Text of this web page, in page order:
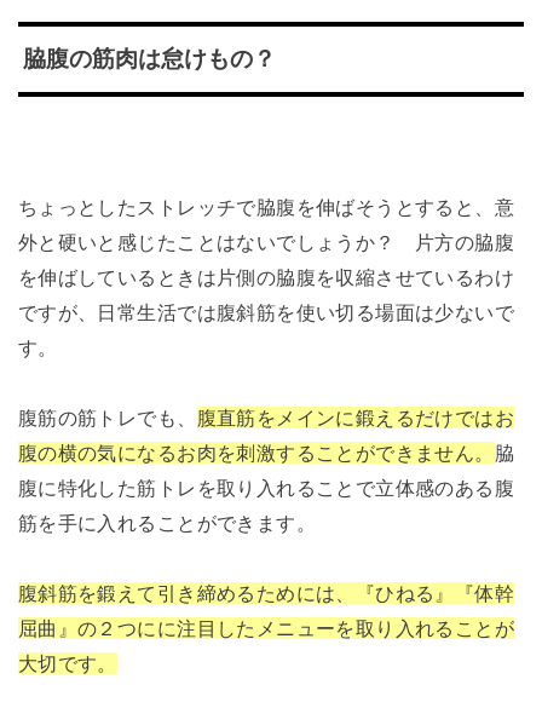
脇腹の筋肉は怠けもの？
ちょっとしたストレッチで脇腹を伸ばそうとすると、意
外と硬いと感じたことはないでしょうか？ 片方の脇腹
を伸ばしているときは片側の脇腹を収縮させているわけ
ですが、日常生活では腹斜筋を使い切る場面は少ないで
す。
腹筋の筋トレでも、 腹直筋をメインに鍛えるだけではお
腹の横の気になるお肉を刺激することができません。 脇
腹に特化した筋トレを取り入れることで立体感のある腹
筋を手に入れることができます。
腹斜筋を鍛えて引き締めるためには、『ひねる』『体幹
屈曲』の２つにに注目したメニューを取り入れることが
大切です。